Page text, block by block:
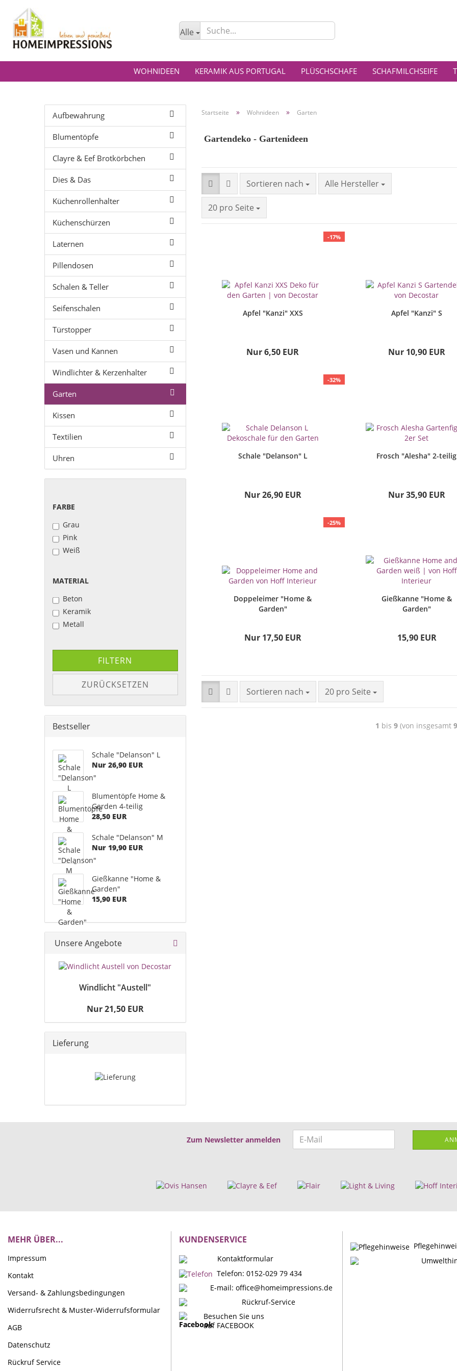
Alle
WOHNIDEEN KERAMIK AUS PORTUGAL PLÜSCHSCHAFE SCHAFMILCHSEIFE
Startseite » Wohnideen » Garten
Gartendeko - Gartenideen
Sortieren nach Alle Hersteller
20 pro Seite
-17%
Apfel "Kanzi" XXS
Nur 6,50 EUR
Apfel "Kanzi" S
Nur 10,90 EUR
-32%
Schale "Delanson" L
Nur 26,90 EUR
Frosch "Alesha" 2-teilig
Nur 35,90 EUR
-25%
Doppeleimer "Home &
Garden"
Nur 17,50 EUR
Gießkanne "Home &
Garden"
15,90 EUR
Sortieren nach 20 pro Seite
1 bis 9(von insgesamt 9
Aufbewahrung
Blumentöpfe
Clayre & Eef Brotkörbchen
Dies & Das
Küchenrollenhalter
Küchenschürzen
Laternen
Pillendosen
Schalen & Teller
Seifenschalen
Türstopper
Vasen und Kannen
Windlichter & Kerzenhalter
Garten
Kissen
Textilien
Uhren
FARBE
Grau
Pink
Weiß
MATERIAL
Beton
Keramik
Metall
FILTERN
ZURÜCKSETZEN
Bestseller
Schale "Delanson" L
Nur 26,90 EUR
Blumentöpfe Home &
Garden 4-teilig
28,50 EUR
Schale "Delanson" M
Nur 19,90 EUR
Gießkanne "Home &
Garden"
15,90 EUR
Unsere Angebote
Windlicht "Austell"
Nur 21,50 EUR
Lieferung
Zum Newsletter anmelden
MEHR ÜBER...
Impressum
Kontakt
Versand- & Zahlungsbedingungen
Widerrufsrecht & Muster-Widerrufsformular
AGB
Datenschutz
Rückruf Service
KUNDENSERVICE
Kontaktformular
Telefon: 0152-029 79 434
E-mail: office@homeimpressions.de
Rückruf-Service
Besuchen Sie uns
auf FACEBOOK